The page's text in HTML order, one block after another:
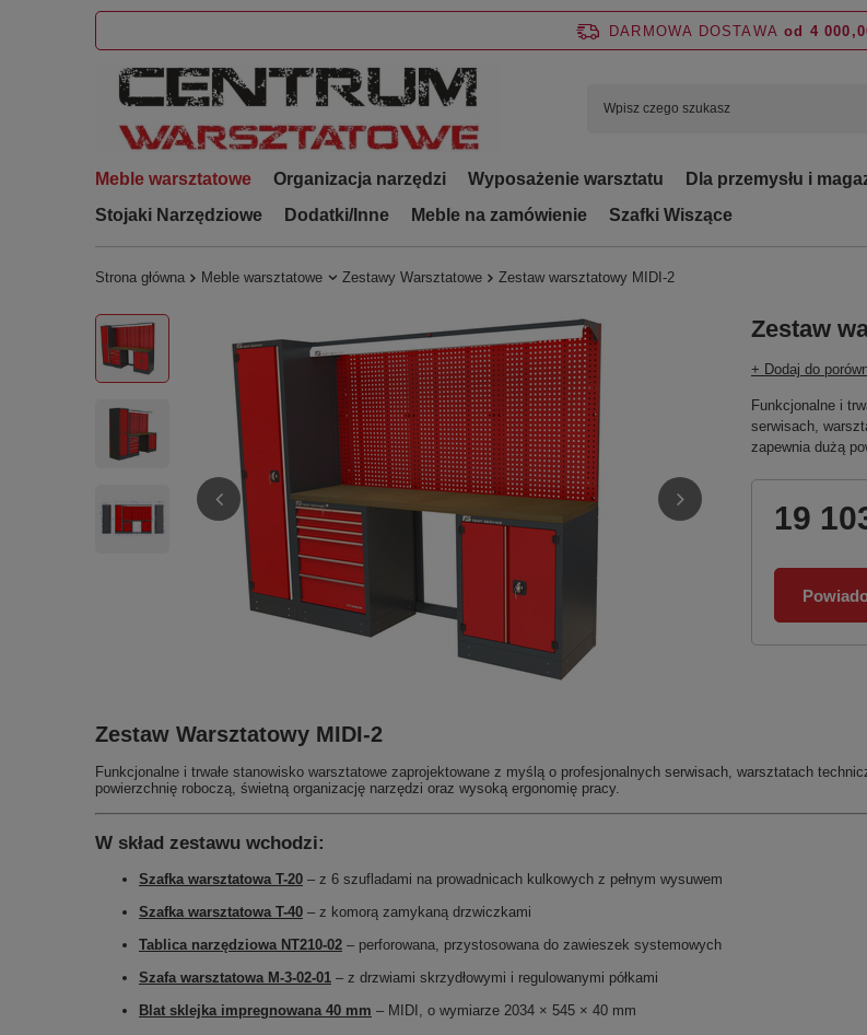
DARMOWA DOSTAWA od 4
Meble warsztatowe Organizacja narzędzi Wyposażenie warsztatu Dla przemysłu i
Stojaki Narzędziowe
Dodatki/Inne Meble na zamówienie Szafki Wiszące
Strona główna Meble warsztatowe Zestawy Warsztatowe Zestaw warsztatowy MIDI-2
Zestaw
+ Dodaj do
Funkcjonalne i
serwisach,
zapewnia dużą
19
Zestaw Warsztatowy MIDI-2
Funkcjonalne i trwałe stanowisko warsztatowe zaprojektowane z myślą o profesjonalnych serwisach, warsztatach
powierzchnię roboczą, świetną organizację narzędzi oraz wysoką ergonomię pracy.
W skład zestawu wchodzi:
Szafka warsztatowa T-20 – z 6 szufladami na prowadnicach kulkowych z pełnym wysuwem
Szafka warsztatowa T-40 – z komorą zamykaną drzwiczkami
Tablica narzędziowa NT210-02 – perforowana, przystosowana do zawieszek systemowych
Szafa warsztatowa M-3-02-01 – z drzwiami skrzydłowymi i regulowanymi półkami
Blat sklejka impregnowana 40 mm – MIDI, o wymiarze 2034 × 545 × 40 mm